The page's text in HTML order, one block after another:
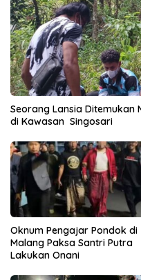
Seorang Lansia Ditemukan
di Kawasan Singosari
Oknum Pengajar Pondok di
Malang Paksa Santri Putra
Lakukan Onani